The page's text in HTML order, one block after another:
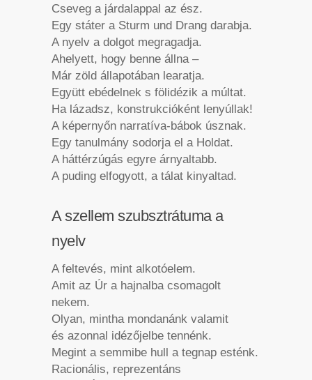
Cseveg a járdalappal az ész.
Egy státer a Sturm und Drang darabja.
A nyelv a dolgot megragadja.
Ahelyett, hogy benne állna –
Már zöld állapotában learatja.
Együtt ebédelnek s fölidézik a múltat.
Ha lázadsz, konstrukcióként lenyúllak!
A képernyőn narratíva-bábok úsznak.
Egy tanulmány sodorja el a Holdat.
A háttérzúgás egyre árnyaltabb.
A puding elfogyott, a tálat kinyaltad.
A szellem szubsztrátuma a
nyelv
A feltevés, mint alkotóelem.
Amit az Úr a hajnalba csomagolt
nekem.
Olyan, mintha mondanánk valamit
és azonnal idézőjelbe tennénk.
Megint a semmibe hull a tegnap esténk.
Racionális, reprezentáns